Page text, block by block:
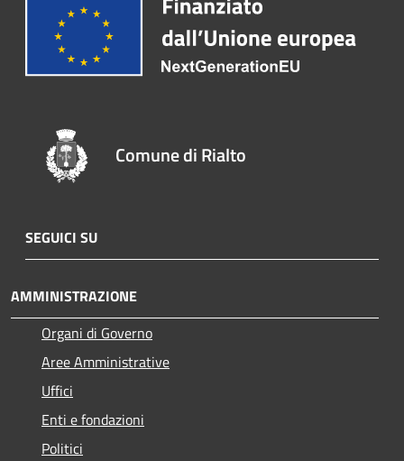
Comune di Rialto
SEGUICI SU
AMMINISTRAZIONE
Organi di Governo
Aree Amministrative
Uffici
Enti e fondazioni
Politici